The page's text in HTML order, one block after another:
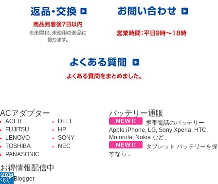
ACアダプター
ACER
DELL
FUJITSU
HP
LENOVO
SONY
TOSHIBA
NEC
PANASONIC
バッテリー通販
携帯電話のバッテリー
Apple iPhone, LG, Sony Xperia, HTC,
Motorola, Nokia など、
タブレット バッテリーを探
すなら 。
お得情報配信中
Blogger